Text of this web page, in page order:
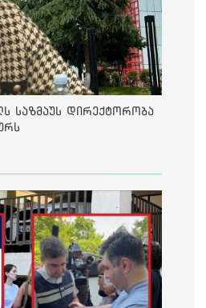
საზმაუს დირექტორობა